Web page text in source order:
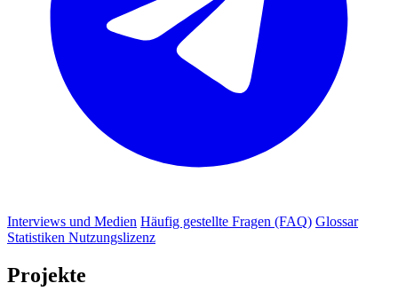
Interviews und Medien Häufig gestellte Fragen (FAQ) Glossar
Statistiken Nutzungslizenz
Projekte